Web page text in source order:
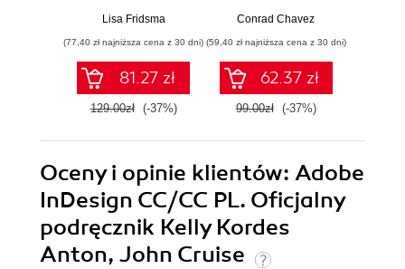
Lisa Fridsma
(77,40 zł najniższa cena z 30 dni)
81.27 zł
129.00zł (-37%)
Conrad Chavez
(59,40 zł najniższa cena z 30 dni)
62.37 zł
99.00zł (-37%)
Oceny i opinie klientów: Adobe
InDesign CC/CC PL. Oficjalny
podręcznik Kelly Kordes
Anton, John Cruise